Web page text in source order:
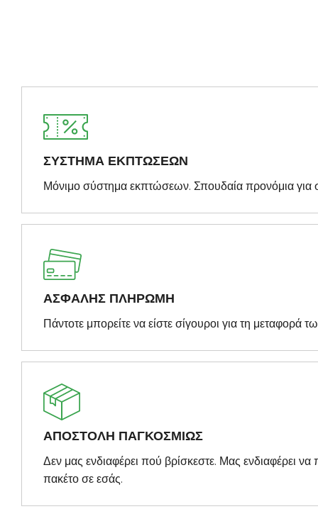
ΣΥΣΤΗΜΑ ΕΚΠΤΩΣΕΩΝ
Μόνιμο σύστημα εκπτώσεων. Σπουδαία προνόμια για
ΑΣΦΑΛΗΣ ΠΛΗΡΩΜΗ
Πάντοτε μπορείτε να είστε σίγουροι για τη μεταφορά
ΑΠΟΣΤΟΛΗ ΠΑΓΚΟΣΜΙΩΣ
Δεν μας ενδιαφέρει πού βρίσκεστε. Μας ενδιαφέρει
πακέτο σε εσάς.